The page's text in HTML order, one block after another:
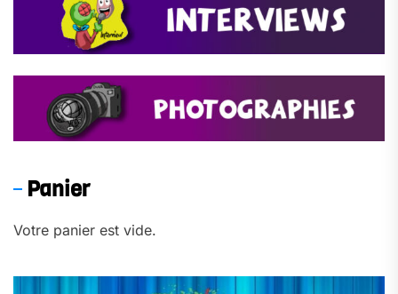
Panier
Votre panier est vide.